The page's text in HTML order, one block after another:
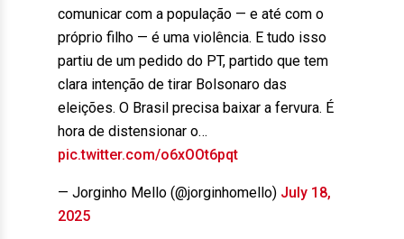
comunicar com a população — e até com o
próprio filho — é uma violência. E tudo isso
partiu de um pedido do PT, partido que tem
clara intenção de tirar Bolsonaro das
eleições. O Brasil precisa baixar a fervura. É
hora de distensionar o…
pic.twitter.com/o6xOOt6pqt
— Jorginho Mello (@jorginhomello) July 18,
2025